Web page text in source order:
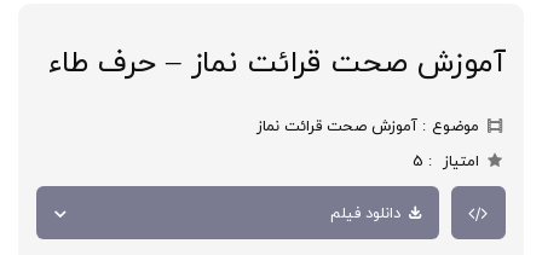
آموزش صحت قرائت نماز – حرف طاء
موضوع
آموزش صحت قرائت نماز
امتیاز
5
دانلود فیلم